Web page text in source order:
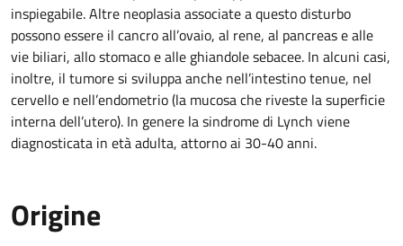
inspiegabile. Altre neoplasia associate a questo disturbo
possono essere il cancro all’ovaio, al rene, al pancreas e alle
vie biliari, allo stomaco e alle ghiandole sebacee. In alcuni casi,
inoltre, il tumore si sviluppa anche nell’intestino tenue, nel
cervello e nell’endometrio (la mucosa che riveste la superficie
interna dell’utero). In genere la sindrome di Lynch viene
diagnosticata in età adulta, attorno ai 30-40 anni.
Origine